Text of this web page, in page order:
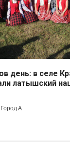
день: в селе
латышский
Город А